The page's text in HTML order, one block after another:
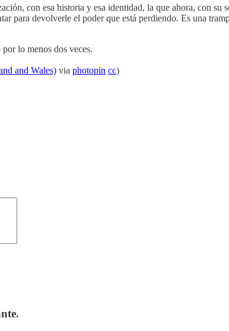
con esa historia y esa identidad, la que ahora, con
para devolverle el poder que está perdiendo. Es una
por lo menos dos veces.
and Wales) via photopin cc)